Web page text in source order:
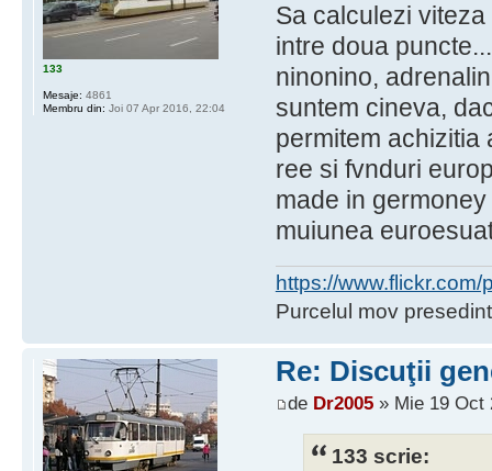
Sa calculezi
intre doua
ninonino,
suntem cineva,
permitem achizitia
ree si fvnduri
made in
muiunea
https://
Purcelul mov
133
Mesaje: 4861
Membru din: Joi 07 Apr 2016, 22:04
Re: Discuţii
de Dr2005» Mie 19 Oct
133 scrie: